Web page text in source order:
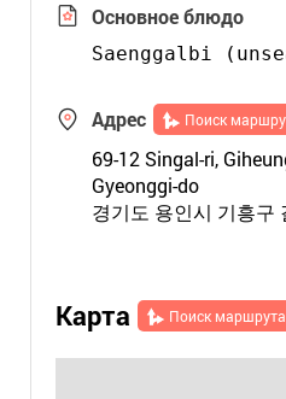
Основное блюдо
Saenggalbi
Адрес Поиск
69-12 Singal-ri,
Gyeonggi-do
경기도 용인시 기흥구
Карта Поиск маршрута